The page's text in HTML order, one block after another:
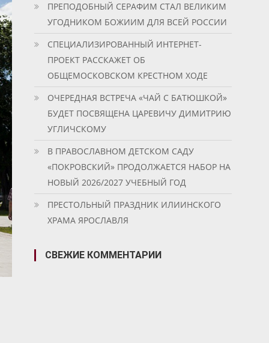
ПРЕПОДОБНЫЙ СЕРАФИМ СТАЛ ВЕЛИКИМ
УГОДНИКОМ БОЖИИМ ДЛЯ ВСЕЙ РОССИИ
СПЕЦИАЛИЗИРОВАННЫЙ ИНТЕРНЕТ-
ПРОЕКТ РАССКАЖЕТ ОБ
ОБЩЕМОСКОВСКОМ КРЕСТНОМ ХОДЕ
ОЧЕРЕДНАЯ ВСТРЕЧА «ЧАЙ С БАТЮШКОЙ»
БУДЕТ ПОСВЯЩЕНА ЦАРЕВИЧУ ДИМИТРИЮ
УГЛИЧСКОМУ
В ПРАВОСЛАВНОМ ДЕТСКОМ САДУ
«ПОКРОВСКИЙ» ПРОДОЛЖАЕТСЯ НАБОР НА
НОВЫЙ 2026/2027 УЧЕБНЫЙ ГОД
ПРЕСТОЛЬНЫЙ ПРАЗДНИК ИЛИИНСКОГО
ХРАМА ЯРОСЛАВЛЯ
СВЕЖИЕ КОММЕНТАРИИ